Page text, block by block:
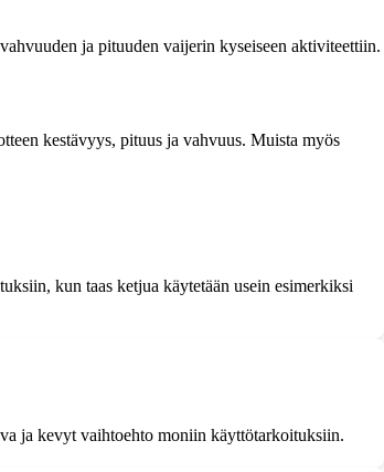
ja pituuden vaijerin kyseiseen aktiviteettiin.
kestävyys, pituus ja vahvuus. Muista myös
kun taas ketjua käytetään usein esimerkiksi
ja kevyt vaihtoehto moniin käyttötarkoituksiin.